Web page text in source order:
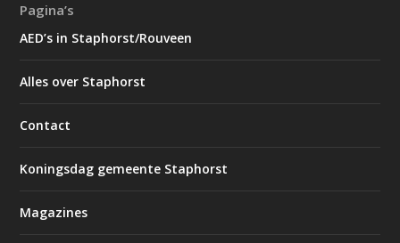
Pagina’s
AED’s in Staphorst/Rouveen
Alles over Staphorst
Contact
Koningsdag gemeente Staphorst
Magazines